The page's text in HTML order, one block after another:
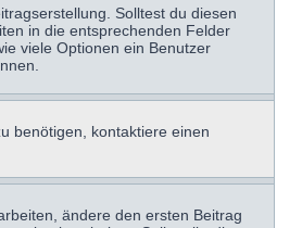
Solltest du diesen
in die entsprechenden Felder
viele Optionen ein Benutzer
benötigen, kontaktiere einen
ändere den ersten Beitrag